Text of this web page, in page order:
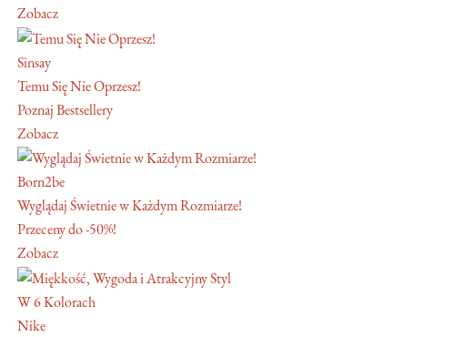
Zobacz
Sinsay
Temu Się Nie Oprzesz!
Poznaj Bestsellery
Zobacz
Born2be
Wyglądaj Świetnie w Każdym Rozmiarze!
Przeceny do -50%!
Zobacz
W 6 Kolorach
Nike